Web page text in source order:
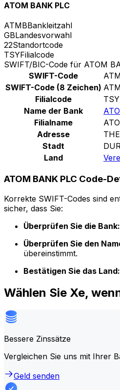
ATOM BANK PLC
ATMBBankleitzahl
GBLandesvorwahl
22Standortcode
TSYFilialcode
SWIFT/BIC-Code für ATOM
SWIFT-Code
SWIFT-Code (8 Zeichen)
Filialcode
TSY
Name der Bank
Filialname
Adresse
Stadt
Land
ATOM BANK PLC Code-
Korrekte SWIFT-Codes sind
sicher, dass Sie:
Überprüfen Sie die Bank:
Überprüfen Sie den
übereinstimmt.
Bestätigen Sie das Land:
Wählen Sie Xe,
Bessere Zinssätze
Vergleichen Sie uns mit Ihrer
Geld senden